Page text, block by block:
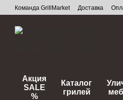
Перейти к основному контенту
Команда GrillMarket Доставка
Акция
SALE
%
Каталог
грилей